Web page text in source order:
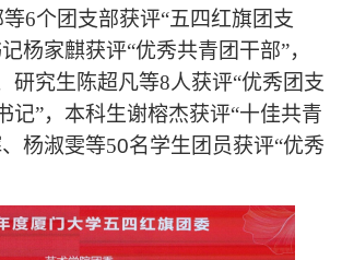
6个团支部获评“五四红旗团支
杨家麒获评“优秀共青团干部”，
研究生陈超凡等8人获评“优秀团支
记”，本科生谢榕杰获评“十佳共青
杨淑雯等50名学生团员获评“优秀